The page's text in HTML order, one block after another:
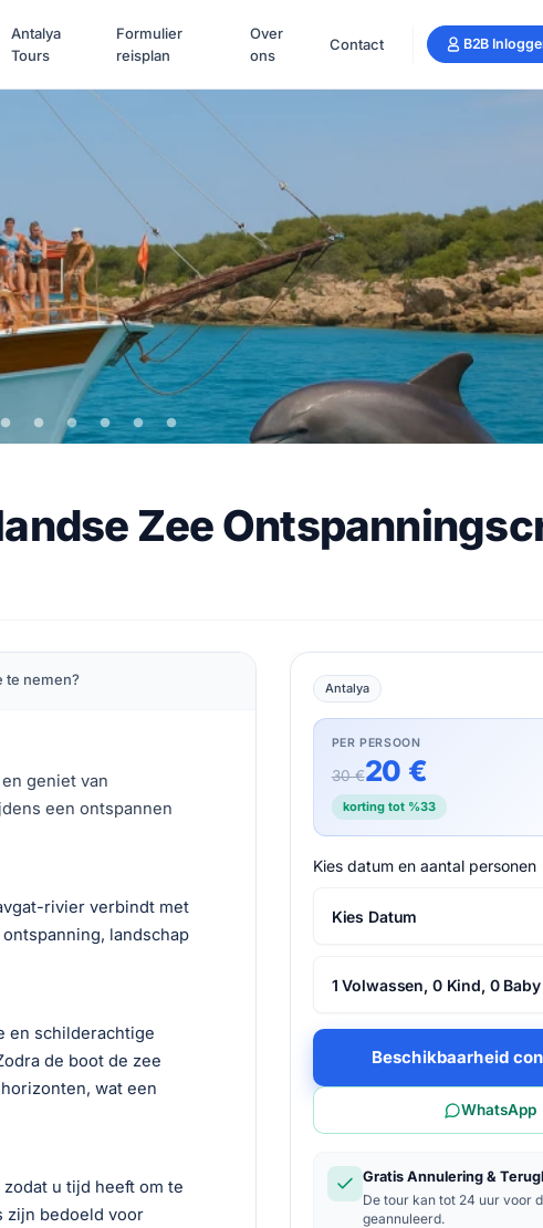
Antalya
Tours
Formulier
reisplan
Over
ons
Contact B2B
Zee
te nemen?
geniet van
een ontspannen
rivier verbindt met
landschap
en schilderachtige
de boot de zee
wat een
u tijd heeft om te
zijn bedoeld voor
Antalya
PER PERSOON
30 €20 €
korting tot %33
Kies datum en aantal personen
Kies Datum
1 Volwassen, 0 Kind, 0 Baby
Beschikbaarheid
WhatsApp
Gratis Annulering &
De tour kan tot 24 uur voor
geannuleerd.